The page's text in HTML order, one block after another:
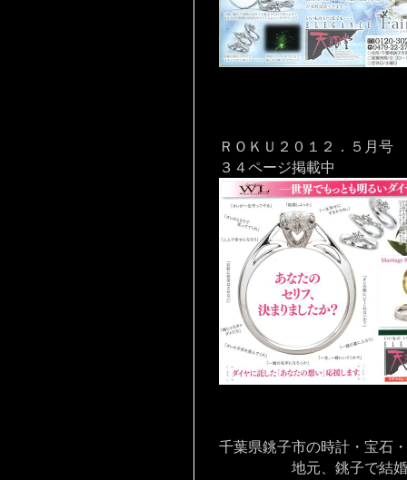
ＲＯＫＵ２０１２．５月号
３４ページ掲載中
千葉県銚子市の時計・宝石
地元、銚子で結婚す